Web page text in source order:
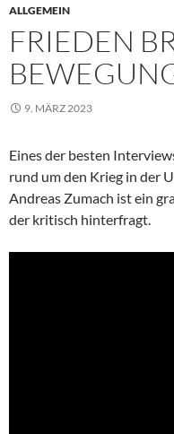
ALLGEMEIN
FRIEDEN
9. MÄRZ 2023
Eines der besten
rund um den Krieg in der
Andreas Zumach ist ein
der kritisch hinterfragt.